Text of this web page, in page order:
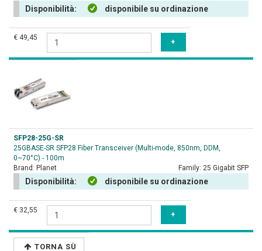
Disponibilità: disponibile su ordinazione
€ 49,45
SFP28-25G-SR
25GBASE-SR SFP28 Fiber Transceiver (Multi-mode, 850nm, DDM,
0~70°C) - 100m
Brand: Planet Family: 25 Gigabit SFP
Disponibilità: disponibile su ordinazione
€ 32,55
TORNA SÙ